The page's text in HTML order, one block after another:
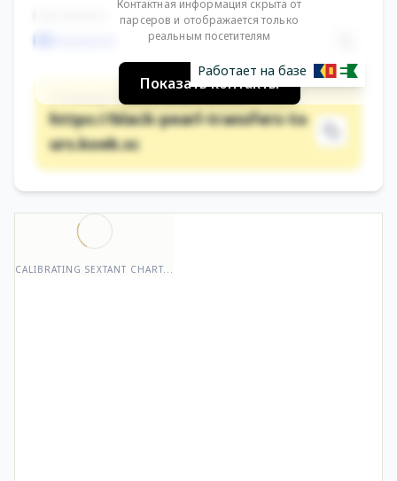
Контактная информация скрыта от
парсеров и отображается только
реальным посетителям
Показать контакты
Работает на базе
СТРАНИЦА KOEK (ОФИЦИАЛЬНАЯ)
https://black-pearl-transfers-to
urs.koek.sc
CALIBRATING SEXTANT CHART...